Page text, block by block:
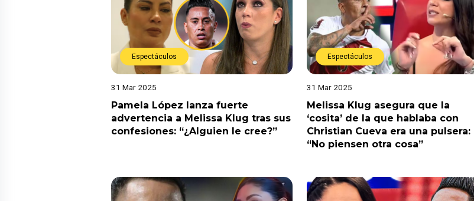
Espectáculos
31 Mar 2025
Pamela López lanza fuerte
advertencia a Melissa Klug tras sus
confesiones: “¿Alguien le cree?”
Espectáculos
31 Mar 2025
Melissa Klug asegura que la
‘cosita’ de la que hablaba con
Christian Cueva era una pulsera:
“No piensen otra cosa”